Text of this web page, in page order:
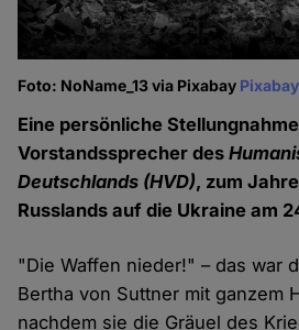
Foto: NoName_13 via Pixabay
Eine persönliche
Vorstandssprecher des
Deutschlands (HVD), zum
Russlands auf die Ukraine am
"Die Waffen nieder!" – das war
Bertha von Suttner mit ganzem
nachdem sie die Gräuel des